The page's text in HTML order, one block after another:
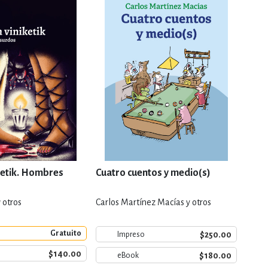
Hombres
otros
Gratuito
$140.00
Cuatro cuentos y medio(s)
Carlos Martínez Macías y otros
Impreso $250.00
eBook $180.00